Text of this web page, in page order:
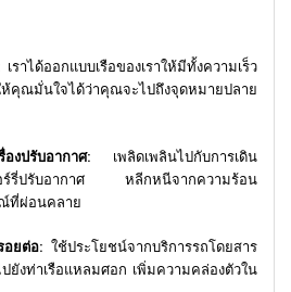
เราได้ออกแบบเรือของเราให้มีทั้งความเร็ว
ห้คุณมั่นใจได้ว่าคุณจะไปถึงจุดหมายปลาย
งปรับอากาศ: เพลิดเพลินไปกับการเดิน
อร์รี่ปรับอากาศ หลีกหนีจากความร้อน
ที่ผ่อนคลาย
อยต่อ: ใช้ประโยชน์จากบริการรถโดยสาร
ยังท่าเรือแหลมศอก เพิ่มความคล่องตัวใน